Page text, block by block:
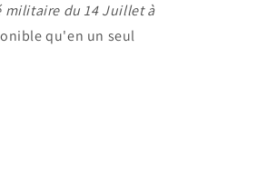
militaire du 14 Juillet à
qu'en un seul